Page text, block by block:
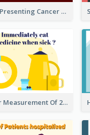
Ribbon Presenting Cancer
Circular Measurement Of 2 Group